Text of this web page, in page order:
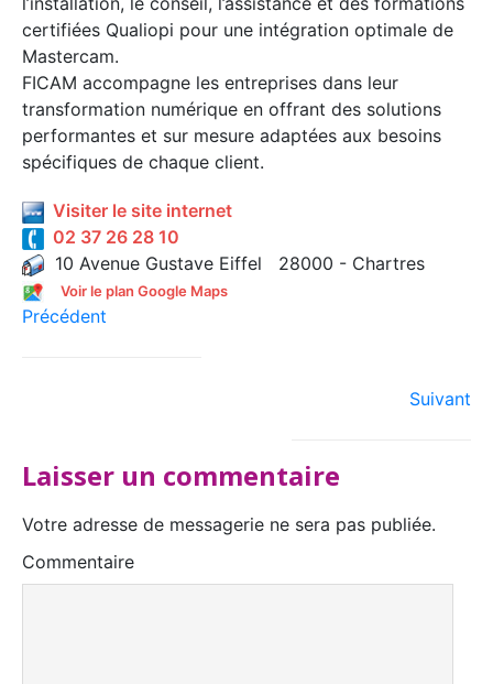
certifiées Qualiopi pour une intégration optimale de
Mastercam.
FICAM accompagne les entreprises dans leur
transformation numérique en offrant des solutions
performantes et sur mesure adaptées aux besoins
spécifiques de chaque client.
Visiter le site internet
02 37 26 28 10
10 Avenue Gustave Eiffel 28000 - Chartres
Voir le plan Google Maps
Précédent
Suivant
Laisser un commentaire
Votre adresse de messagerie ne sera pas publiée.
Commentaire